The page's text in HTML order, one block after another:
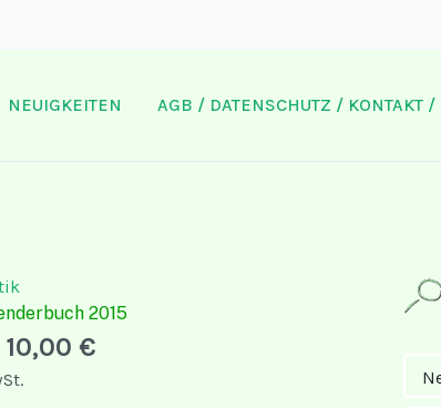
NEUIGKEITEN AGB / DATENSCHUTZ / KONTAKT
2015
10,00 €